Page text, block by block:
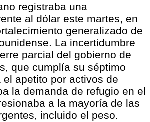
registraba una
al dólar este martes, en
generalizado de
La incertidumbre
parcial del gobierno de
que cumplía su séptimo
apetito por activos de
la demanda de refugio en el
a la mayoría de las
incluido el peso.